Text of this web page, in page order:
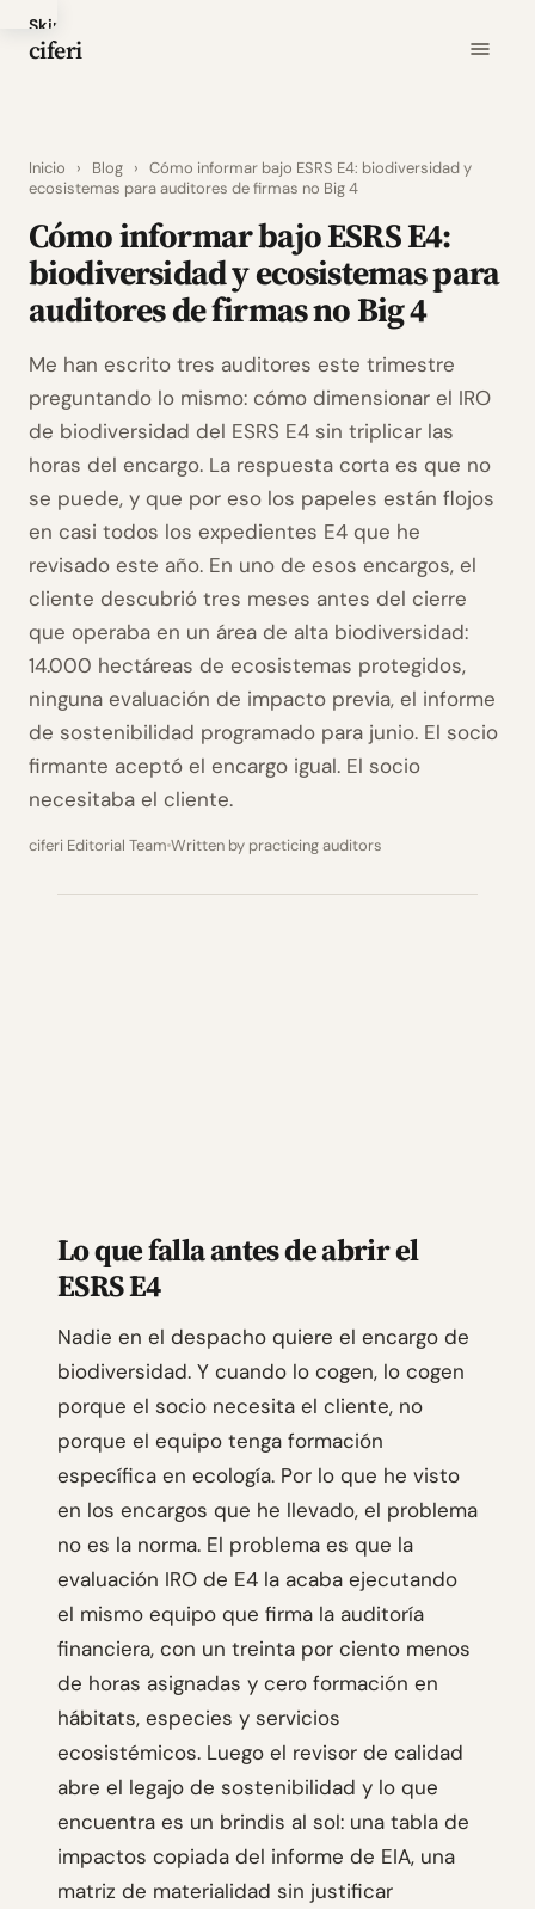
Skip
to
ciferi
Inicio › Blog › Cómo informar bajo ESRS E4: biodiversidad y
ecosistemas para auditores de firmas no Big 4
Cómo informar bajo ESRS E4:
biodiversidad y ecosistemas para
auditores de firmas no Big 4
Me han escrito tres auditores este trimestre
preguntando lo mismo: cómo dimensionar el IRO
de biodiversidad del ESRS E4 sin triplicar las
horas del encargo. La respuesta corta es que no
se puede, y que por eso los papeles están flojos
en casi todos los expedientes E4 que he
revisado este año. En uno de esos encargos, el
cliente descubrió tres meses antes del cierre
que operaba en un área de alta biodiversidad:
14.000 hectáreas de ecosistemas protegidos,
ninguna evaluación de impacto previa, el informe
de sostenibilidad programado para junio. El socio
firmante aceptó el encargo igual. El socio
necesitaba el cliente.
ciferi Editorial Team Written by practicing auditors
Lo que falla antes de abrir el
ESRS E4
Nadie en el despacho quiere el encargo de
biodiversidad. Y cuando lo cogen, lo cogen
porque el socio necesita el cliente, no
porque el equipo tenga formación
específica en ecología. Por lo que he visto
en los encargos que he llevado, el problema
no es la norma. El problema es que la
evaluación IRO de E4 la acaba ejecutando
el mismo equipo que firma la auditoría
financiera, con un treinta por ciento menos
de horas asignadas y cero formación en
hábitats, especies y servicios
ecosistémicos. Luego el revisor de calidad
abre el legajo de sostenibilidad y lo que
encuentra es un brindis al sol: una tabla de
impactos copiada del informe de EIA, una
matriz de materialidad sin justificar